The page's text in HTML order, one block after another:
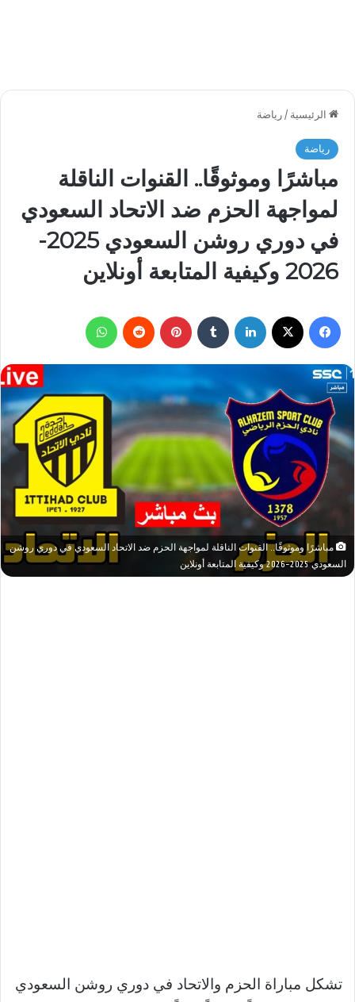
الرئيسية / رياضة
رياضة
مباشرًا وموثوقًا.. القنوات الناقلة
لمواجهة الحزم ضد الاتحاد السعودي
في دوري روشن السعودي 2025-
2026 وكيفية المتابعة أونلاين
فيسبوك لينكدإن بينتيريست
مباشرًا وموثوقًا.. القنوات الناقلة لمواجهة الحزم ضد الاتحاد السعودي في دوري روشن
السعودي 2025-2026 وكيفية المتابعة أونلاين
تشكل مباراة الحزم والاتحاد في دوري روشن السعودي